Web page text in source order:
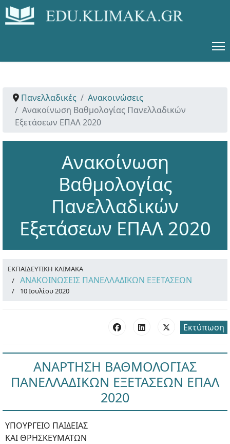
Πανελλαδικές
Ανακοινώσεις
Ανακοίνωση Βαθμολογίας Πανελλαδικών
Εξετάσεων ΕΠΑΛ 2020
Ανακοίνωση
Βαθμολογίας
Πανελλαδικών
Εξετάσεων ΕΠΑΛ 2020
ΕΚΠΑΙΔΕΥΤΙΚΗ ΚΛΙΜΑΚΑ
ΑΝΑΚΟΙΝΩΣΕΙΣ ΠΑΝΕΛΛΑΔΙΚΩΝ ΕΞΕΤΑΣΕΩΝ
10 Ιουλίου 2020
Εκτύπωση
ΑΝΑΡΤΗΣΗ ΒΑΘΜΟΛΟΓΙΑΣ
ΠΑΝΕΛΛΑΔΙΚΩΝ ΕΞΕΤΑΣΕΩΝ ΕΠΑΛ
2020
ΥΠΟΥΡΓΕΙΟ ΠΑΙΔΕΙΑΣ
ΚΑΙ ΘΡΗΣΚΕΥΜΑΤΩΝ